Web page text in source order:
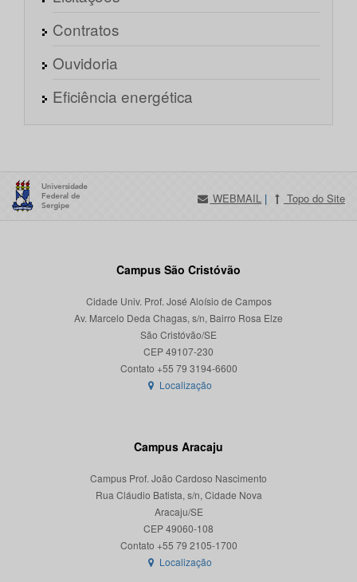
Contratos
Ouvidoria
Eficiência energética
WEBMAIL | Topo do Site
Campus São Cristóvão
Cidade Univ. Prof. José Aloísio de Campos
Av. Marcelo Deda Chagas, s/n, Bairro Rosa Elze
São Cristóvão/SE
CEP 49107-230
Localização
Campus Aracaju
Campus Prof. João Cardoso Nascimento
Rua Cláudio Batista, s/n, Cidade Nova
Aracaju/SE
CEP 49060-108
Localização